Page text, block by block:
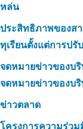
หล่น
ประสิทธิภาพของส
ทุเรียนตั้งแต่การป
จดหมายข่าวของบ
จดหมายข่าวของบ
ข่าวตลาด
โครงการความร่วม